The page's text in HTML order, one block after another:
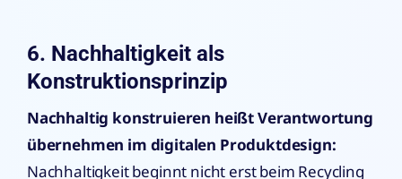
6. Nachhaltigkeit als
Konstruktionsprinzip
Nachhaltig konstruieren heißt Verantwortung
übernehmen im digitalen Produktdesign:
Nachhaltigkeit beginnt nicht erst beim Recycling